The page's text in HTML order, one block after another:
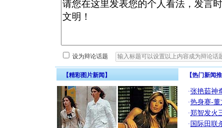
设为辩论话题
【精彩图片新闻】 【热门新闻
·张艳茹神
·热身赛-董
·郑智发火
· 国际田联